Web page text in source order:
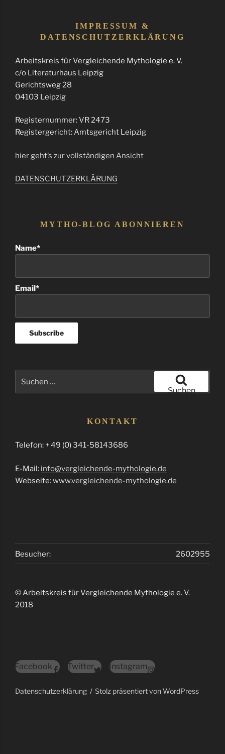
IMPRESSUM &
DATENSCHUTZERKLÄRUNG
Arbeitskreis für Vergleichende Mythologie e. V.
c/o Literaturhaus Leipzig
Gerichtsweg 28
04103 Leipzig
Registernummer: VR 2473
Registergericht: Amtsgericht Leipzig
hier geht’s zur vollständigen Ansicht
DATENSCHUTZERKLÄRUNG
MYTHO-BLOG ABONNIEREN
Name*
Email*
Suchen
KONTAKT
Telefon: + 49 (0) 341-58143686
E-Mail: info@vergleichende-mythologie.de
Webseite:www.vergleichende-mythologie.de
2602955
Besucher:
© Arbeitskreis für Vergleichende Mythologie e. V.
2018
Facebook Twitter Instagram
Datenschutzerklärung Stolz präsentiert von WordPress